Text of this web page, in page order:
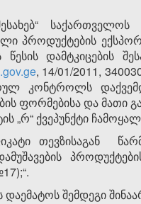
საქართველოს
პროდუქტების
წესის დამტკიცების
, 14/01/2011,
კონტროლს
ფორმებისა და მათი
„რ“ ქვეპუნქტი
თევზისაგან
შემდეგი